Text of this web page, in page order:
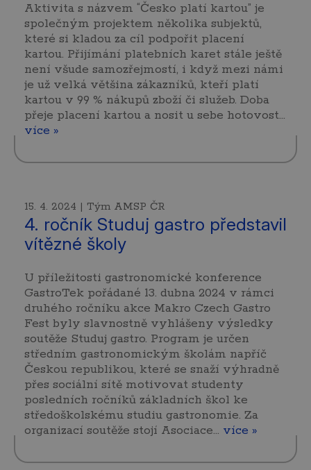
Aktivita s názvem “Česko platí kartou” je
společným projektem několika subjektů,
které si kladou za cíl podpořit placení
kartou. Přijímání platebních karet stále ještě
není všude samozřejmostí, i když mezi námi
je už velká většina zákazníků, kteří platí
kartou v 99 % nákupů zboží či služeb. Doba
přeje placení kartou a nosit u sebe hotovost…
více »
15. 4. 2024 | Tým AMSP ČR
4. ročník Studuj gastro představil
vítězné školy
U příležitosti gastronomické konference
GastroTek pořádané 13. dubna 2024 v rámci
druhého ročníku akce Makro Czech Gastro
Fest byly slavnostně vyhlášeny výsledky
soutěže Studuj gastro. Program je určen
středním gastronomickým školám napříč
Českou republikou, které se snaží výhradně
přes sociální sítě motivovat studenty
posledních ročníků základních škol ke
středoškolskému studiu gastronomie. Za
organizací soutěže stojí Asociace… více »